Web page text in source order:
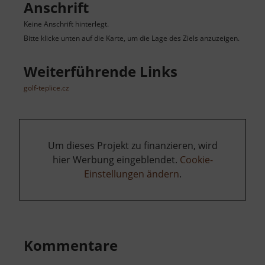
Anschrift
Keine Anschrift hinterlegt.
Bitte klicke unten auf die Karte, um die Lage des Ziels anzuzeigen.
Weiterführende Links
golf-teplice.cz
Um dieses Projekt zu finanzieren, wird
hier Werbung eingeblendet. Cookie-
Einstellungen ändern.
Kommentare